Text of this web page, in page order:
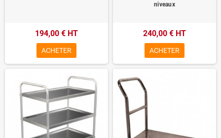
194,00 € HT
ACHETER
niveaux
240,00 € HT
ACHETER